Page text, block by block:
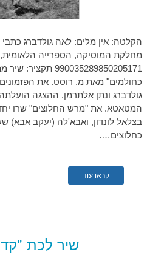
הקלטה: אין מלים: לאה גולדברג כתבי
מחלקת המוסיקה, הספרייה
990035289850205171
כחולמים" מאת מ. רוסט. את
המטאטא. את "מרש החלוצים" שרו
בצלאל לונדון, ואבא'לה (יעקב אבא)
כחלוצים….
קראו עוד
שיר לכת